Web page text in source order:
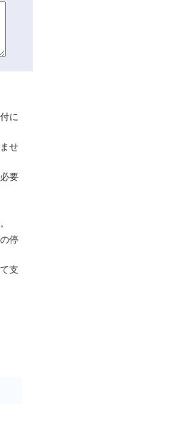
に
せ
要
停
支